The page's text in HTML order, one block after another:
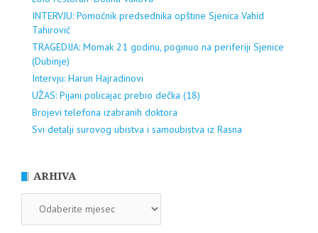
INTERVJU: Pomoćnik predsednika opštine Sjenica Vahid
Tahirović
TRAGEDIJA: Momak 21 godinu, poginuo na periferiji Sjenice
(Dubinje)
Intervju: Harun Hajradinovi
UŽAS: Pijani policajac prebio dečka (18)
Brojevi telefona izabranih doktora
Svi detalji surovog ubistva i samoubistva iz Rasna
ARHIVA